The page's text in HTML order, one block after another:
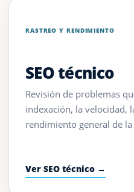
RASTREO Y RENDIMIENTO
SEO técnico
Revisión de problemas
indexación, la velocidad,
rendimiento general de la
Ver SEO técnico →